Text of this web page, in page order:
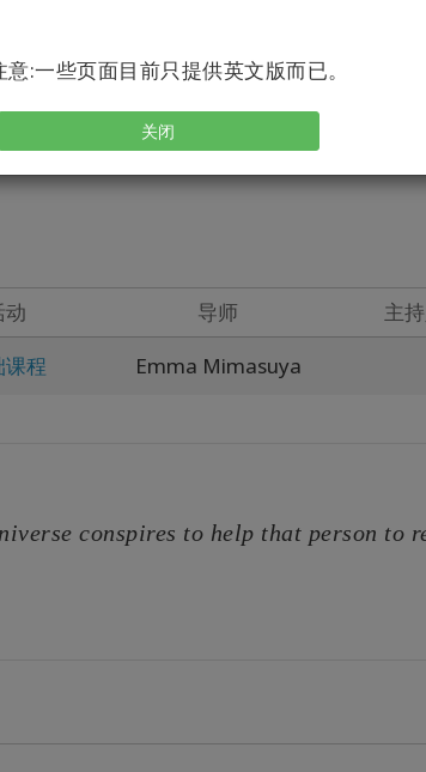
意:一些页面目前只提供英文版而已。
关闭
动 导师 主
课程 Emma Mimasuya
conspires to help that person to